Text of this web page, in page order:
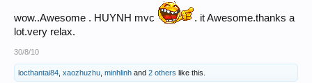
wow..Awesome . HUYNH mvc
. it Awesome.thanks a
lot.very relax.
30/8/10
locthantai84 xaozhuzhu minhlinh and 2 others like this.